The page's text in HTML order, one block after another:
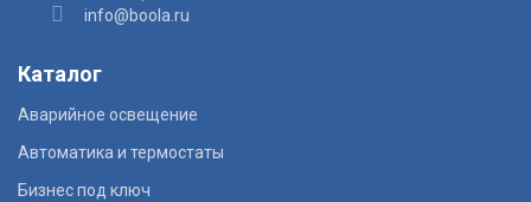
info@boola.ru
Каталог
Аварийное освещение
Автоматика и термостаты
Бизнес под ключ